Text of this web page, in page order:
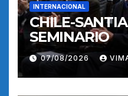
INTERNACIONAL
CHILE-
SEMINARIO
07/08/2026